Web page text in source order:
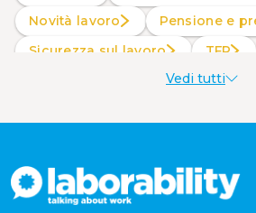
Novità lavoro
Pensione e
Sicurezza sul lavoro
TFR
Vedi tutti